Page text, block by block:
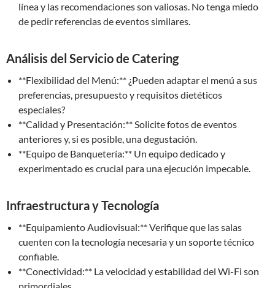
línea y las recomendaciones son valiosas. No tenga miedo
de pedir referencias de eventos similares.
Análisis del Servicio de Catering
**Flexibilidad del Menú:** ¿Pueden adaptar el menú a sus
preferencias, presupuesto y requisitos dietéticos
especiales?
**Calidad y Presentación:** Solicite fotos de eventos
anteriores y, si es posible, una degustación.
**Equipo de Banquetería:** Un equipo dedicado y
experimentado es crucial para una ejecución impecable.
Infraestructura y Tecnología
**Equipamiento Audiovisual:** Verifique que las salas
cuenten con la tecnología necesaria y un soporte técnico
confiable.
**Conectividad:** La velocidad y estabilidad del Wi-Fi son